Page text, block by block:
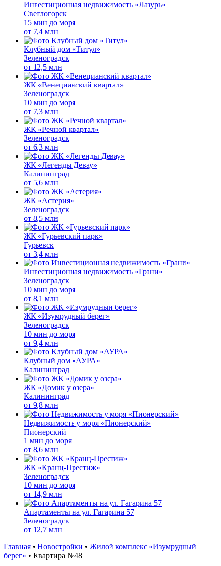
Инвестиционная недвижимость «Лазурь»
Светлогорск
15 мин до моря
от 7,4 млн
Клубный дом «Титул»
Зеленоградск
от 12,5 млн
ЖК «Венецианский квартал»
Зеленоградск
10 мин до моря
от 7,3 млн
ЖК «Речной квартал»
Зеленоградск
от 6,3 млн
ЖК «Легенды Девау»
Калининград
от 5,6 млн
ЖК «Астерия»
Зеленоградск
от 8,5 млн
ЖК «Гурьевский парк»
Гурьевск
от 3,4 млн
Инвестиционная недвижимость «Грани»
Зеленоградск
10 мин до моря
от 8,1 млн
ЖК «Изумрудный берег»
Зеленоградск
10 мин до моря
от 9,4 млн
Клубный дом «АУРА»
Калининград
ЖК «Домик у озера»
Калининград
от 9,8 млн
Недвижимость у моря «Пионерский»
Пионерский
1 мин до моря
от 8,6 млн
ЖК «Кранц-Престиж»
Зеленоградск
10 мин до моря
от 14,9 млн
Апартаменты на ул. Гагарина 57
Зеленоградск
от 12,7 млн
Главная • Новостройки • Жилой комплекс «Изумрудный
берег» • Квартира №48